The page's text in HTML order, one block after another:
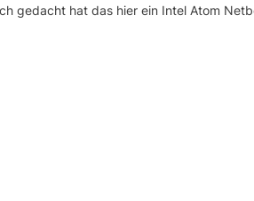
gedacht hat das hier ein Intel Atom